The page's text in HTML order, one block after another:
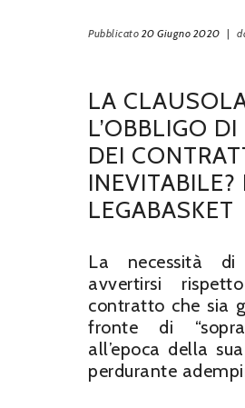
Pubblicato 20 Giugno 2020 |
LA
L’OBBLIGO
DEI
INEVITABILE?
LEGABASKET
La necessità di
avvertirsi
contratto che sia
fronte di
all’epoca della
perdurante